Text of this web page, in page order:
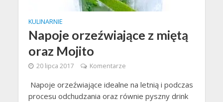
KULINARNIE
Napoje orzeźwiające z miętą
oraz Mojito
20 lipca 2017 Komentarze
Napoje orzeźwiające idealne na letnią i podczas
procesu odchudzania oraz równie pyszny drink